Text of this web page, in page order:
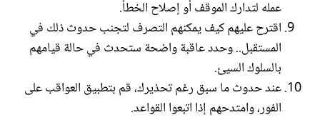
عمله لتدارك الموقف أو إصلاح الخطأ.
اقترح عليهم كيف يمكنهم التصرف لتجنب حدوث ذلك في
المستقبل.. وحدد عاقبة واضحة ستحدث في حالة قيامهم
بالسلوك السيئ.
عند حدوث ما سبق رغم تحذيرك، قم بتطبيق العواقب على
الفور، وامتدحهم إذا اتبعوا القواعد.